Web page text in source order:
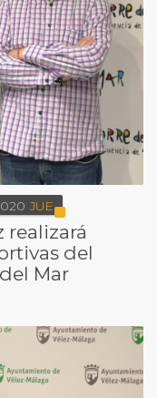
JUE
realizará
del
Mar